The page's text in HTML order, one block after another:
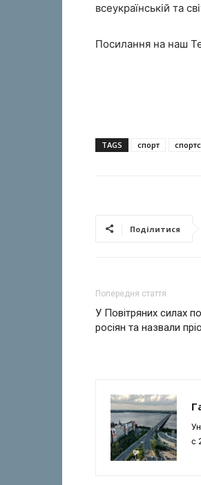
всеукраїнській та
Посилання на наш
TAGS спорт
Поділитися
Попередня стаття
У Повітряних силах
росіян та назвали
с